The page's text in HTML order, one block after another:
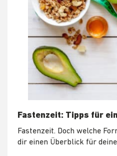
Fastenzeit: Tipps für
Fastenzeit. Doch welche
dir einen Überblick für